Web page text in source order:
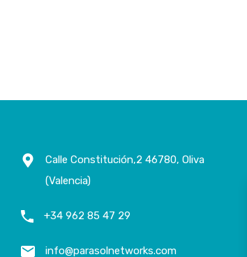
Calle Constitución,2 46780, Oliva
(Valencia)
+34 962 85 47 29
info@parasolnetworks.com